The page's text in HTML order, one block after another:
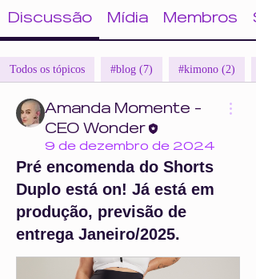
Discussão Mídia Membros
Todos os tópicos #blog (7) #kimono (2)
Amanda Momente -
CEO Wonder
9 de dezembro de 2024
Pré encomenda do Shorts
Duplo está on! Já está em
produção, previsão de
entrega Janeiro/2025.